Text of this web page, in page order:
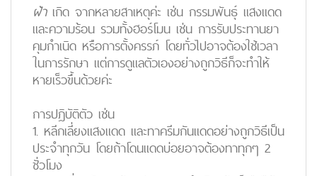
ฝ้า เกิด จากหลายสาเหตุค่ะ เช่น กรรมพันธุ์ แสงแดด
และความร้อน รวมทั้งฮอร์โมน เช่น การรับประทานยา
คุมกำเนิด หรือการตั้งครรภ์ โดยทั่วไปอาจต้องใช้เวลา
ในการรักษา แต่การดูแลตัวเองอย่างถูกวิธีก็จะทำให้
หายเร็วขึ้นด้วยค่ะ
การปฎิบัติตัว เช่น
1. หลีกเลี่ยงแสงแดด และทาครีมกันแดดอย่างถูกวิธีเป็น
ประจำทุกวัน โดยถ้าโดนแดดบ่อยอาจต้องทาทุกๆ 2
ชั่วโมง